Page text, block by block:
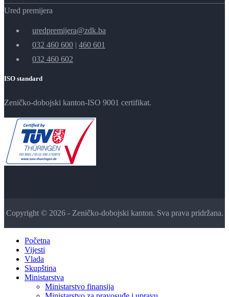
Ured premijera
uredpremijera@zdk.ba
032 460 600 | 460 601
032 460 602
ISO standard
Zeničko-dobojski kanton-ISO 9001 certifikat.
Copyright © 2026 - Zeničko-dobojski kanton. Sva prava pridržana.
Početna
Vijesti
Vlada
Skupština
Ministarstva
Ministarstvo finansija